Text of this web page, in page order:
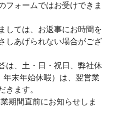
フォームではお受けできま
しては、お返事にお時間を
しあげられない場合がござ
は、土・日・祝日、弊社休
末年始休暇）は、翌営業
きます。
期間直前にお知らせしま